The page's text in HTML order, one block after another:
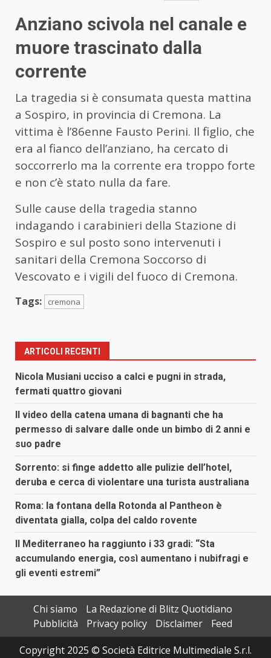
Anziano scivola nel canale e
muore trascinato dalla
corrente
La tragedia si è consumata questa mattina
a Sospiro, in provincia di Cremona. La
vittima è l’86enne Fausto Perini. Il figlio, che
era al fianco dell’anziano, ha cercato di
soccorrerlo ma la corrente era troppo forte
e non c’è stato nulla da fare.
Sulle cause della tragedia stanno
indagando i carabinieri della Stazione di
Sospiro e sul posto sono intervenuti i
sanitari della Cremona Soccorso di
Vescovato e i vigili del fuoco di Cremona.
Tags: cremona
ARTICOLI RECENTI
Nicola Musiani ucciso a calci e pugni in strada,
fermati quattro giovani
Il video della catena umana di bagnanti che ha
permesso di salvare dalle onde un bimbo di 2 anni e
suo padre
Sorrento: si finge addetto alle pulizie dell’hotel,
deruba e cerca di violentare una turista australiana
Roma: la fontana della Rotonda al Pantheon è
diventata gialla, colpa del caldo rovente
Il Mediterraneo ha raggiunto i 33 gradi: “Sta
accumulando energia, così aumentano i nubifragi e
gli eventi estremi”
Chi siamo
La Redazione di Blitz Quotidiano
Pubblicità
Privacy policy Disclaimer
Feed
Copyright 2025 © Società Editrice Multimediale S.r.l.